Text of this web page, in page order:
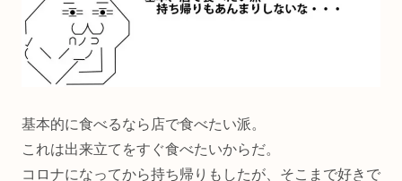
基本的に食べるなら店で食べたい派。
これは出来立てをすぐ食べたいからだ。
コロナになってから持ち帰りもしたが、そこまで好きで